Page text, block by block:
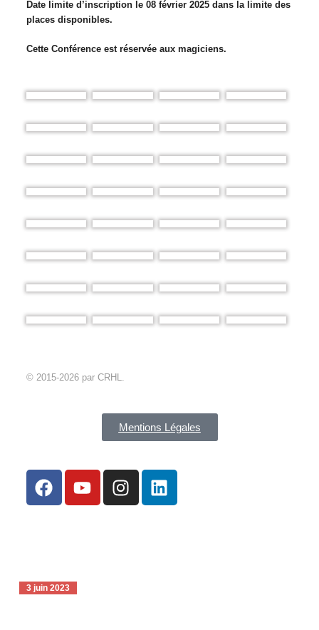
Date limite d’inscription le 08 février 2025 dans la limite des
places disponibles.
Cette Conférence est réservée aux magiciens.
© 2015-2026 par CRHL.
Mentions Légales
3 juin 2023